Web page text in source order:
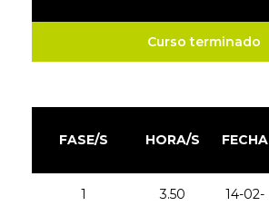
Curso terminado
FASE/S HORA/S FECHA
1 3.50
14-02-